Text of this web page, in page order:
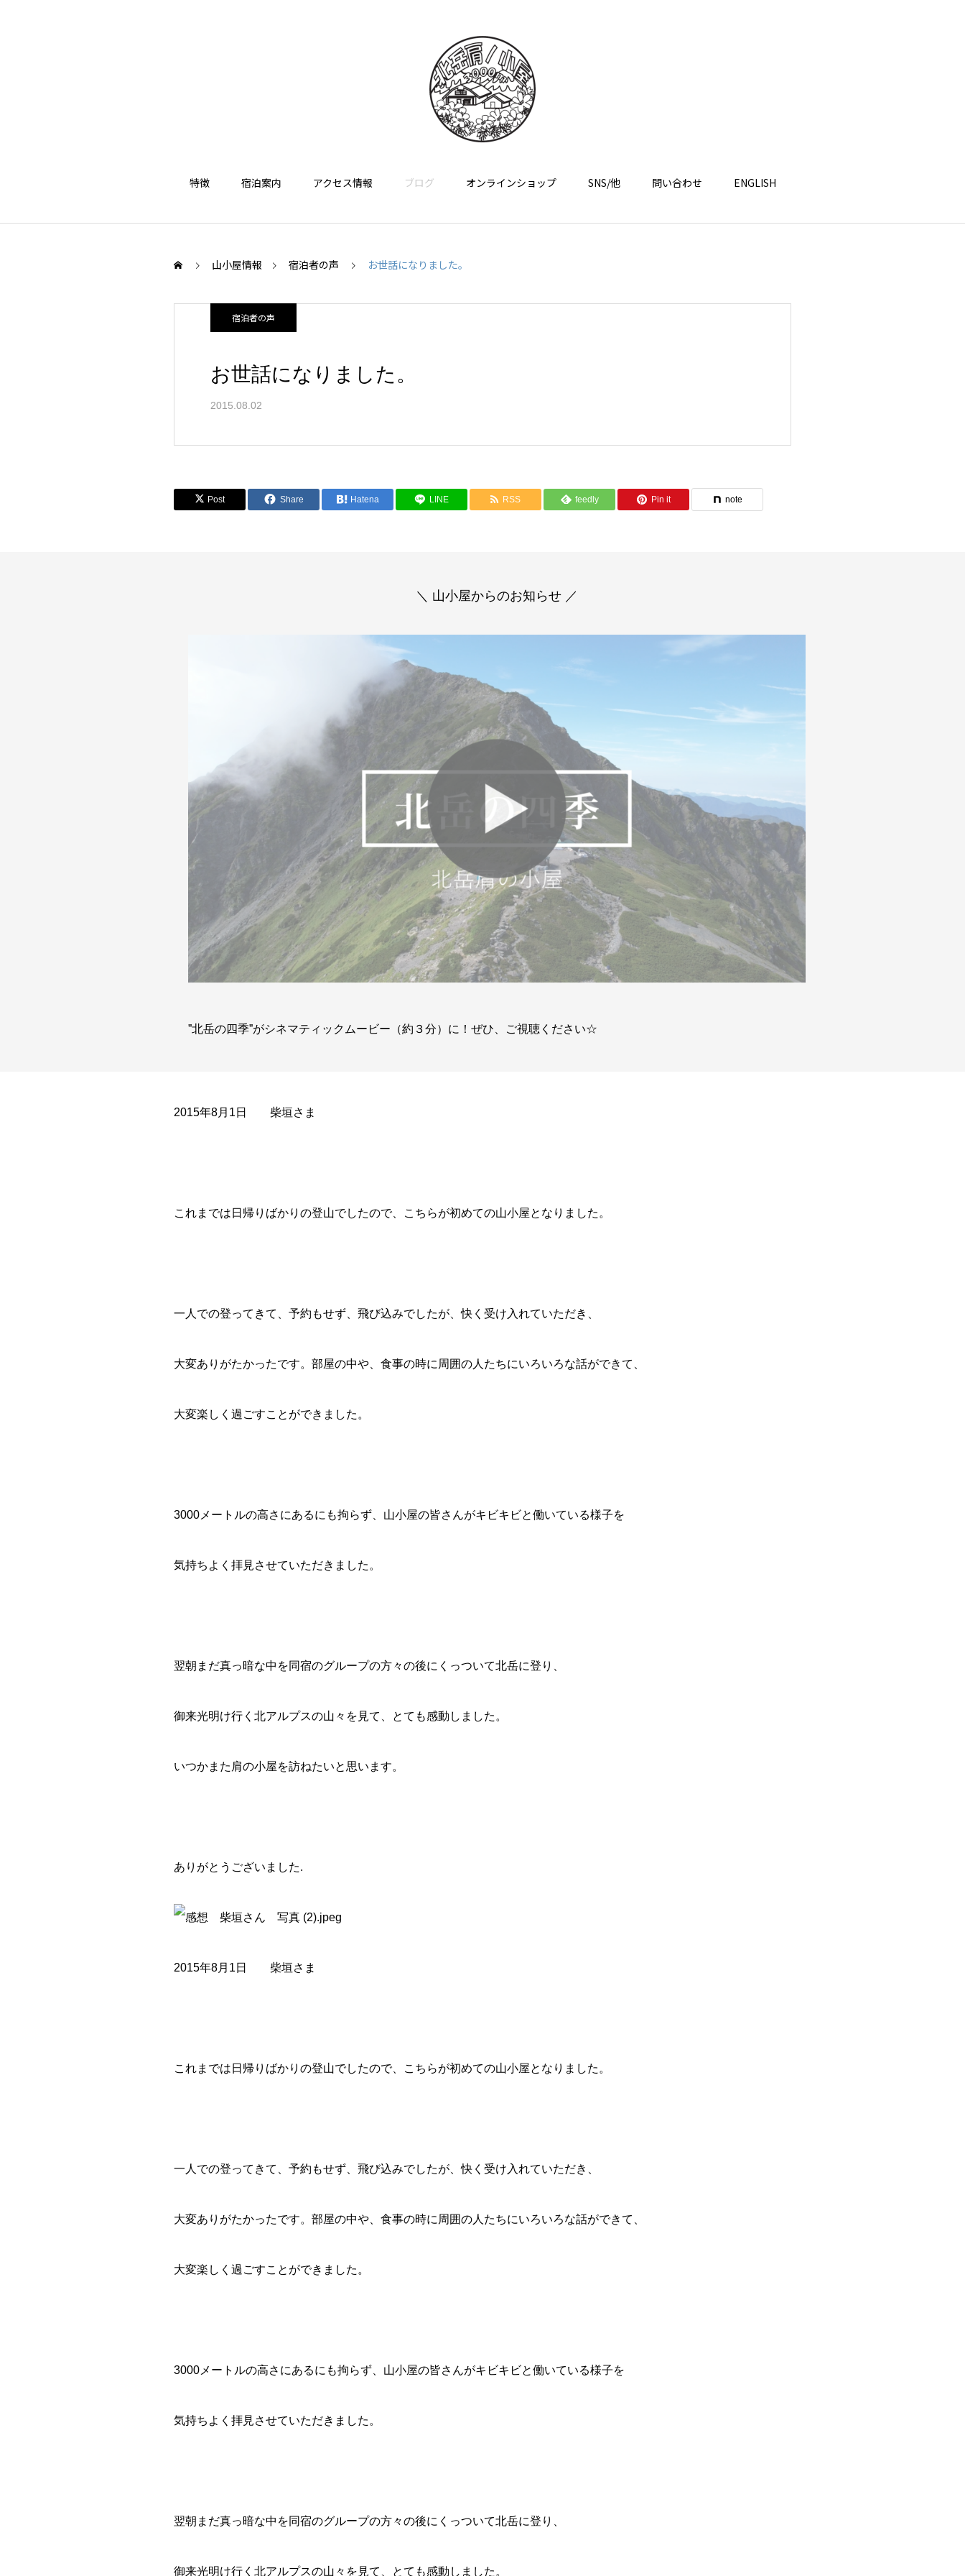
特徴 宿泊案内 アクセス情報 ブログ オンラインショップ SNS/他 問い合わせ ENGLISH
山小屋情報 宿泊者の声 お世話になりました。
宿泊者の声
お世話になりました。
2015.08.02
Post Share Hatena LINE RSS feedly Pin it note
＼ 山小屋からのお知らせ ／
”北岳の四季”がシネマティックムービー（約３分）に！ぜひ、ご視聴ください☆
2015年8月1日 柴垣さま
これまでは日帰りばかりの登山でしたので、こちらが初めての山小屋となりました。
一人での登ってきて、予約もせず、飛び込みでしたが、快く受け入れていただき、
大変ありがたかったです。部屋の中や、食事の時に周囲の人たちにいろいろな話ができて、
大変楽しく過ごすことができました。
3000メートルの高さにあるにも拘らず、山小屋の皆さんがキビキビと働いている様子を
気持ちよく拝見させていただきました。
翌朝まだ真っ暗な中を同宿のグループの方々の後にくっついて北岳に登り、
御来光明け行く北アルプスの山々を見て、とても感動しました。
いつかまた肩の小屋を訪ねたいと思います。
ありがとうございました.
2015年8月1日 柴垣さま
これまでは日帰りばかりの登山でしたので、こちらが初めての山小屋となりました。
一人での登ってきて、予約もせず、飛び込みでしたが、快く受け入れていただき、
大変ありがたかったです。部屋の中や、食事の時に周囲の人たちにいろいろな話ができて、
大変楽しく過ごすことができました。
3000メートルの高さにあるにも拘らず、山小屋の皆さんがキビキビと働いている様子を
気持ちよく拝見させていただきました。
翌朝まだ真っ暗な中を同宿のグループの方々の後にくっついて北岳に登り、
御来光明け行く北アルプスの山々を見て、とても感動しました。